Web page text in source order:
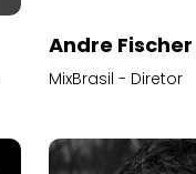
Andre Fischer
MixBrasil - Diretor